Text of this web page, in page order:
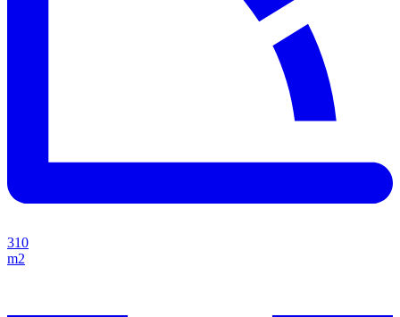
310
m2